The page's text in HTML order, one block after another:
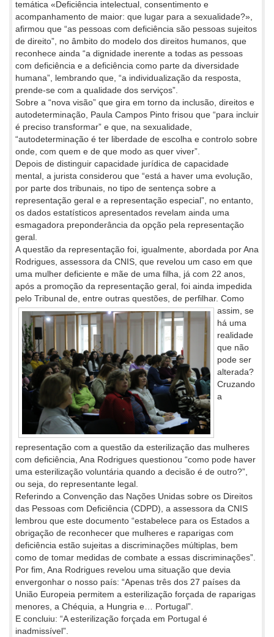
temática «Deficiência intelectual, consentimento e
acompanhamento de maior: que lugar para a sexualidade?»,
afirmou que “as pessoas com deficiência são pessoas sujeitos
de direito”, no âmbito do modelo dos direitos humanos, que
reconhece ainda “a dignidade inerente a todas as pessoas
com deficiência e a deficiência como parte da diversidade
humana”, lembrando que, “a individualização da resposta,
prende-se com a qualidade dos serviços”.
Sobre a “nova visão” que gira em torno da inclusão, direitos e
autodeterminação, Paula Campos Pinto frisou que “para incluir
é preciso transformar” e que, na sexualidade,
“autodeterminação é ter liberdade de escolha e controlo sobre
onde, com quem e de que modo as quer viver”.
Depois de distinguir capacidade jurídica de capacidade
mental, a jurista considerou que “está a haver uma evolução,
por parte dos tribunais, no tipo de sentença sobre a
representação geral e a representação especial”, no entanto,
os dados estatísticos apresentados revelam ainda uma
esmagadora preponderância da opção pela representação
geral.
A questão da representação foi, igualmente, abordada por Ana
Rodrigues, assessora da CNIS, que revelou um caso em que
uma mulher deficiente e mãe de uma filha, já com 22 anos,
após a promoção da representação geral, foi ainda impedida
pelo Tribunal de, entre outras questões, de perfilhar. Como
assim, se
há uma
realidade
que não
pode ser
alterada?
Cruzando
a
representação com a questão da esterilização das mulheres
com deficiência, Ana Rodrigues questionou “como pode haver
uma esterilização voluntária quando a decisão é de outro?”,
ou seja, do representante legal.
Referindo a Convenção das Nações Unidas sobre os Direitos
das Pessoas com Deficiência (CDPD), a assessora da CNIS
lembrou que este documento “estabelece para os Estados a
obrigação de reconhecer que mulheres e raparigas com
deficiência estão sujeitas a discriminações múltiplas, bem
como de tomar medidas de combate a essas discriminações”.
Por fim, Ana Rodrigues revelou uma situação que devia
envergonhar o nosso país: “Apenas três dos 27 países da
União Europeia permitem a esterilização forçada de raparigas
menores, a Chéquia, a Hungria e… Portugal”.
E concluiu: “A esterilização forçada em Portugal é
inadmissível”.